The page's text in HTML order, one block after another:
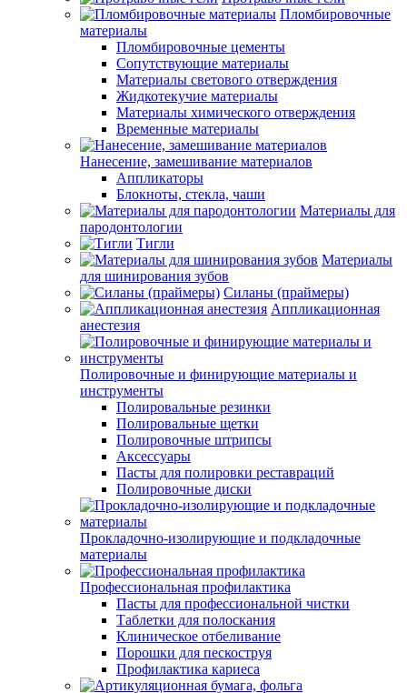
Пломбировочные
материалы
Пломбировочные цементы
Сопутствующие материалы
Материалы светового отверждения
Жидкотекучие материалы
Материалы химического отверждения
Временные материалы
Нанесение, замешивание материалов
Аппликаторы
Блокноты, стекла, чаши
Материалы для
пародонтологии
Тигли
Материалы
для шинирования зубов
Силаны (праймеры)
Аппликационная
анестезия
Полировочные и финирующие материалы и
инструменты
Полировальные резинки
Полировальные щетки
Полировочные штрипсы
Аксессуары
Пасты для полировки реставраций
Полировочные диски
Прокладочно-изолирующие и подкладочные
материалы
Профессиональная профилактика
Пасты для профессиональной чистки
Таблетки для полоскания
Клиническое отбеливание
Порошки для пескоструя
Профилактика кариеса